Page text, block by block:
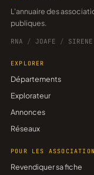
L'annuaire des associations françaises, construit sur les données
publiques.
RNA / JOAFE / SIRENE
EXPLORER
Départements
Explorateur
Annonces
Réseaux
POUR LES
Revendiquer sa fiche